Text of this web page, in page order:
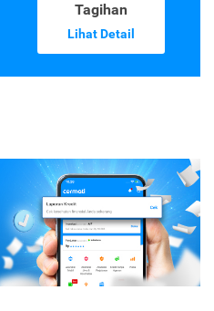
Tagihan
Lihat Detail